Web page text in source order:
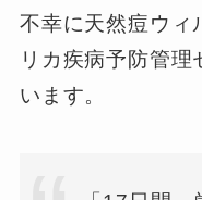
不幸に天然痘ウィ
リカ疾病予防管
います。